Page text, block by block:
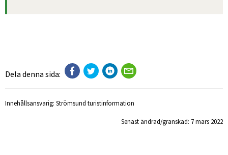
Dela denna sida:
Innehållsansvarig: Strömsund turistinformation
Senast ändrad/granskad: 7 mars 2022